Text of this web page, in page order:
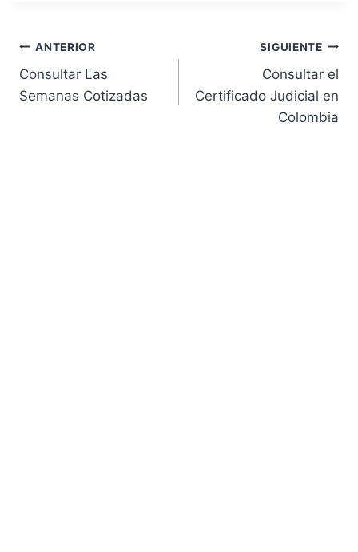
Navegación
de
ANTERIOR
Consultar Las
Semanas Cotizadas
SIGUIENTE
Consultar el
Certificado Judicial en
Colombia